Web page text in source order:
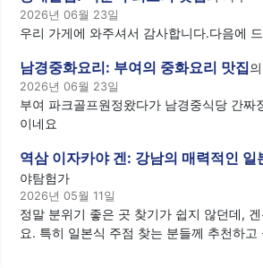
2026년 06월 23일
우리 가게에 와주셔서 감사합니다.다음에
남경중화요리: 부여의 중화요리 맛집의
2026년 06월 23일
부여 파크골프원정왔다가 남경중식당 간짜
이네요
역삼 이자카야 겐: 강남의 매력적인 일
야탐험가
2026년 05월 11일
정말 분위기 좋은 곳 찾기가 쉽지 않던데,
요. 특히 일본식 주점 찾는 분들께 추천하고